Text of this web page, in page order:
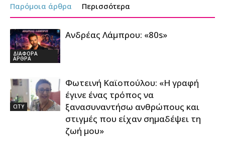
Παρόμοια άρθρα Περισσότερα
ΔΙΑΦΟΡΑ
ΑΡΘΡΑ
Ανδρέας Λάμπρου: «80s»
CITY
Φωτεινή Καϊοπούλου: «Η γραφή
έγινε ένας τρόπος να
ξανασυναντήσω ανθρώπους και
στιγμές που είχαν σημαδέψει τη
ζωή μου»